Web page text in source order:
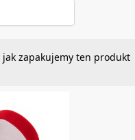
jak zapakujemy ten produkt